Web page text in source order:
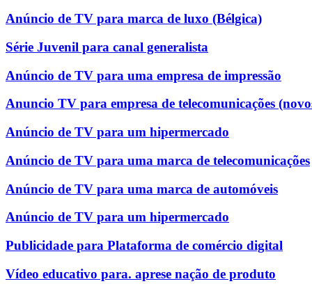
Anúncio de TV para marca de luxo (Bélgica)
Série Juvenil para canal generalista
Anúncio de TV para uma empresa de impressão
Anuncio TV para empresa de telecomunicações
Anúncio de TV para um hipermercado
Anúncio de TV para uma marca de telecomunicações
Anúncio de TV para uma marca de automóveis
Anúncio de TV para um hipermercado
Publicidade para Plataforma de comércio digital
Vídeo educativo para. aprese nação de produto